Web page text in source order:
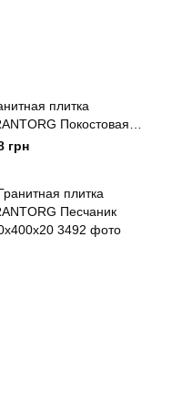
плитка
Покостовая
грн